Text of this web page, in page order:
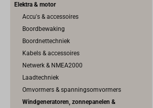
Elektra & motor
Accu's & accessoires
Boordbewaking
Boordnettechniek
Kabels & accessoires
Netwerk & NMEA2000
Laadtechniek
Omvormers & spanningsomvormers
Windgeneratoren, zonnepanelen &